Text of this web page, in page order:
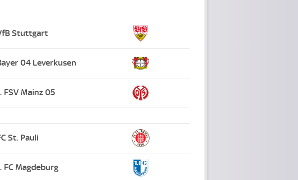
Stuttgart
04 Leverkusen
FSV Mainz 05
St. Pauli
FC Magdeburg